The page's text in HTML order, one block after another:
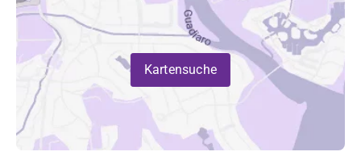
Kartensuche